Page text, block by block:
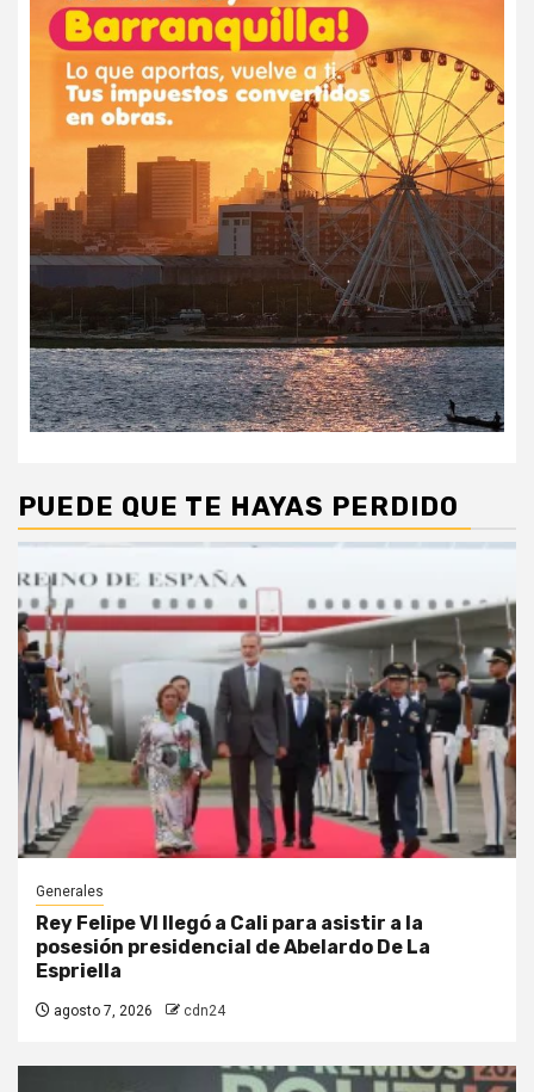
PUEDE QUE TE HAYAS PERDIDO
Generales
Rey Felipe VI llegó a Cali para asistir a la
posesión presidencial de Abelardo De La
Espriella
agosto 7, 2026 cdn24